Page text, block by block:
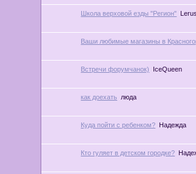
Школа верховой езды "Регион"
Ваши любимые магазины в
Встречи форумчанок) IceQueen
как доехать люда
Куда пойти с ребенком? Надежда
Кто гуляет в детском городке?